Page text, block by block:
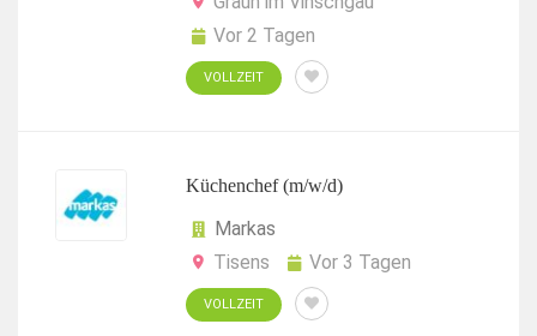
Vor 2 Tagen
VOLLZEIT
Küchenchef (m/w/d)
Markas
Tisens
Vor 3 Tagen
VOLLZEIT